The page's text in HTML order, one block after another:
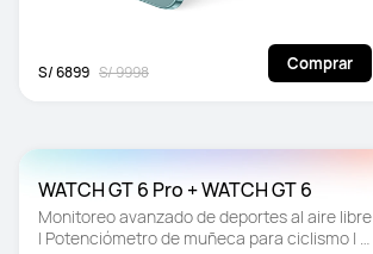
S/ 6899 S/ 9998 Comprar
WATCH GT 6 Pro + WATCH GT 6
Monitoreo avanzado de deportes al aire libre
| Potenciómetro de muñeca para ciclismo |